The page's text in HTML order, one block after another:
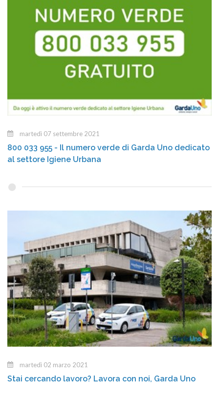
martedì 07 settembre 2021
800 033 955 - Il numero verde di Garda Uno dedicato
al settore Igiene Urbana
martedì 02 marzo 2021
Stai cercando lavoro? Lavora con noi, Garda Uno